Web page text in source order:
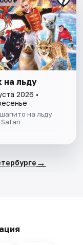
на льду
2026 •
на льду
Safari
→